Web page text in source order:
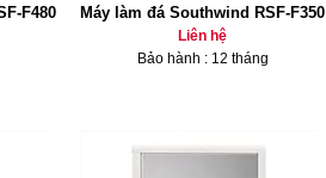
F480 Máy làm đá Southwind RSF-F350
Liên hệ
Bảo hành : 12 tháng